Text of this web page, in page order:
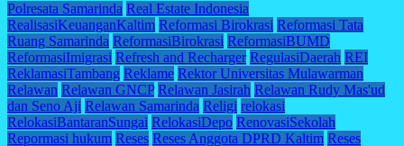
Polresata Samarinda Real Estate Indonesia
RealisasiKeuanganKaltim Reformasi Birokrasi Reformasi Tata
Ruang Samarinda ReformasiBirokrasi ReformasiBUMD
ReformasiImigrasi Refresh and Recharger RegulasiDaerah REI
ReklamasiTambang Reklame Rektor Universitas Mulawarman
Relawan Relawan GNCP Relawan Jasirah Relawan Rudy Mas'ud
dan Seno Aji Relawan Samarinda Religi relokasi
RelokasiBantaranSungai RelokasiDepo RenovasiSekolah
Repormasi hukum Reses Reses Anggota DPRD Kaltim Reses